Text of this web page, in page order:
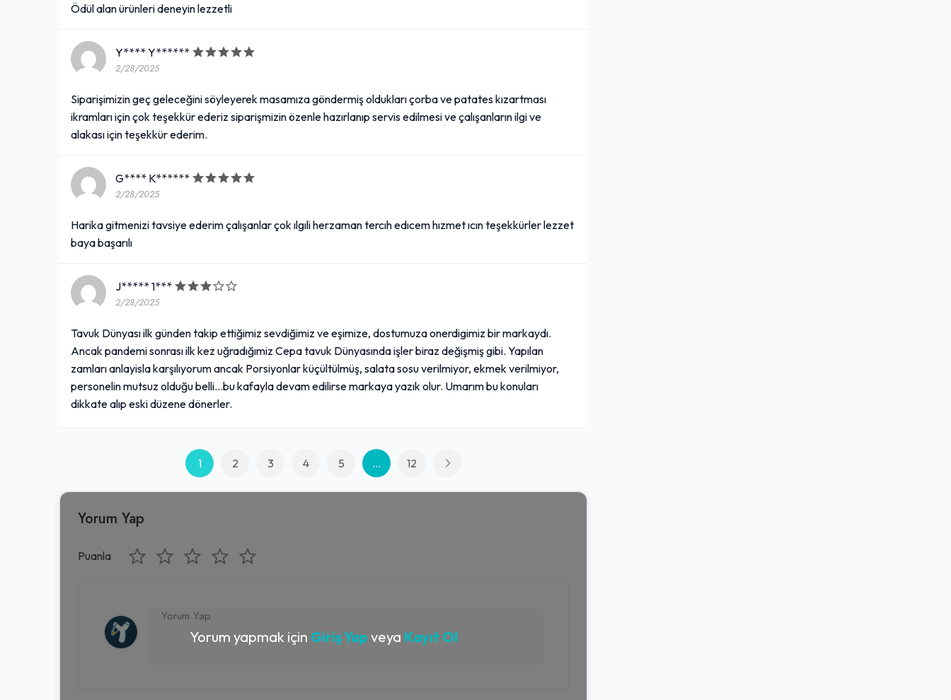
Ödül alan ürünleri deneyin lezzetli
Y**** Y******
2/28/2025
Siparişimizin geç geleceğini söyleyerek masamıza göndermiş oldukları çorba ve patates kızartması
ikramları için çok teşekkür ederiz siparişmizin özenle hazırlanıp servis edilmesi ve çalışanların ilgi ve
alakası için teşekkür ederim.
G**** K******
2/28/2025
Harika gitmenizi tavsiye ederim çalışanlar çok ılgıli herzaman tercıh edıcem hızmet ıcın teşekkürler lezzet
baya başarılı
J***** 1***
2/28/2025
Tavuk Dünyası ilk günden takip ettiğimiz sevdiğimiz ve eşimize, dostumuza onerdigimiz bir markaydı.
Ancak pandemi sonrası ilk kez uğradığımiz Cepa tavuk Dünyasında işler biraz değişmiş gibi. Yapılan
zamları anlayisla karşılıyorum ancak Porsiyonlar küçültülmüş, salata sosu verilmiyor, ekmek verilmiyor,
personelin mutsuz olduğu belli...bu kafayla devam edilirse markaya yazık olur. Umarım bu konuları
dikkate alıp eski düzene dönerler.
1 2 3 4 5 ... 12
Yorum Yap
Puanla
Yorum yapmak için Giriş Yap veya Kayıt Ol